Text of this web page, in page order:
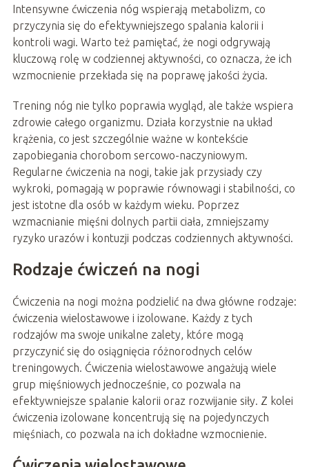
Intensywne ćwiczenia nóg wspierają metabolizm, co
przyczynia się do efektywniejszego spalania kalorii i
kontroli wagi. Warto też pamiętać, że nogi odgrywają
kluczową rolę w codziennej aktywności, co oznacza, że ich
wzmocnienie przekłada się na poprawę jakości życia.
Trening nóg nie tylko poprawia wygląd, ale także wspiera
zdrowie całego organizmu. Działa korzystnie na układ
krążenia, co jest szczególnie ważne w kontekście
zapobiegania chorobom sercowo-naczyniowym.
Regularne ćwiczenia na nogi, takie jak przysiady czy
wykroki, pomagają w poprawie równowagi i stabilności, co
jest istotne dla osób w każdym wieku. Poprzez
wzmacnianie mięśni dolnych partii ciała, zmniejszamy
ryzyko urazów i kontuzji podczas codziennych aktywności.
Rodzaje ćwiczeń na nogi
Ćwiczenia na nogi można podzielić na dwa główne rodzaje:
ćwiczenia wielostawowe i izolowane. Każdy z tych
rodzajów ma swoje unikalne zalety, które mogą
przyczynić się do osiągnięcia różnorodnych celów
treningowych. Ćwiczenia wielostawowe angażują wiele
grup mięśniowych jednocześnie, co pozwala na
efektywniejsze spalanie kalorii oraz rozwijanie siły. Z kolei
ćwiczenia izolowane koncentrują się na pojedynczych
mięśniach, co pozwala na ich dokładne wzmocnienie.